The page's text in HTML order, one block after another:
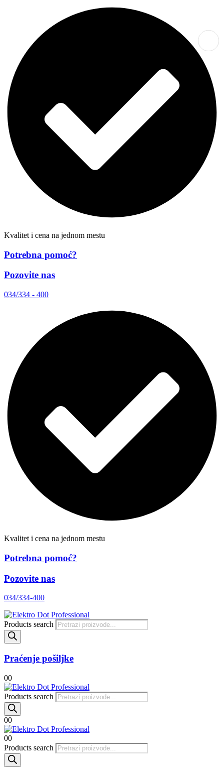
Kvalitet i cena na jednom mestu
Potrebna pomoć?
Pozovite nas
034/334 - 400
Kvalitet i cena na jednom mestu
Potrebna pomoć?
Pozovite nas
034/334-400
Products search
Praćenje pošiljke
00
Products search
00
00
Products search